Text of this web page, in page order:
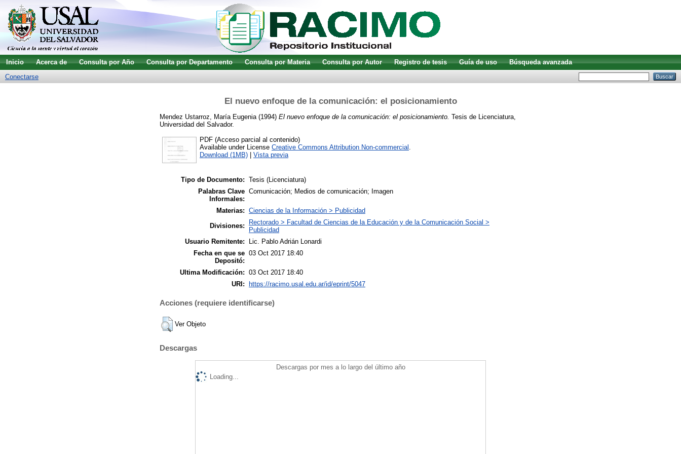
Inicio Acerca de Consulta por Año Consulta por Departamento Consulta por Materia Consulta por Autor Registro de tesis Guía de uso
Búsqueda avanzada
Conectarse
El nuevo enfoque de la comunicación: el posicionamiento
Mendez Ustarroz, María Eugenia (1994) El nuevo enfoque de la comunicación: el posicionamiento. Tesis de Licenciatura,
Universidad del Salvador.
PDF (Acceso parcial al contenido)
Available under License Creative Commons Attribution Non-commercial .
Download (1MB)
Vista previa
Tipo de Documento: Tesis (Licenciatura)
Palabras Clave
Informales:
Comunicación; Medios de comunicación; Imagen
Materias: Ciencias de la Información > Publicidad
Divisiones:
Rectorado > Facultad de Ciencias de la Educación y de la Comunicación Social >
Publicidad
Usuario Remitente:
Lic. Pablo Adrián Lonardi
Fecha en que se
Depositó:
03 Oct 2017 18:40
Ultima Modificación: 03 Oct 2017 18:40
URI:
https://racimo.usal.edu.ar/id/eprint/5047
Acciones (requiere identificarse)
Ver Objeto
Descargas
Descargas por mes a lo largo del último año
Loading...